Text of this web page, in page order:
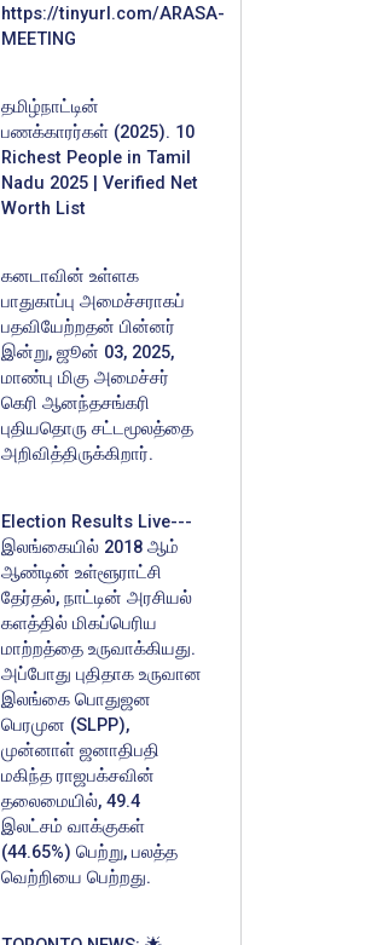
https://tinyurl.com/ARASA-
MEETING
தமிழ்நாட்டின்
பணக்காரர்கள் (2025). 10
Richest People in Tamil
Nadu 2025 | Verified Net
Worth List
கனடாவின் உள்ளக
பாதுகாப்பு அமைச்சராகப்
பதவியேற்றதன் பின்னர்
இன்று, ஜூன் 03, 2025,
மாண்பு மிகு அமைச்சர்
கெரி ஆனந்தசங்கரி
புதியதொரு சட்டமூலத்தை
அறிவித்திருக்கிறார்.
Election Results Live---
இலங்கையில் 2018 ஆம்
ஆண்டின் உள்ளூராட்சி
தேர்தல், நாட்டின் அரசியல்
களத்தில் மிகப்பெரிய
மாற்றத்தை உருவாக்கியது.
அப்போது புதிதாக உருவான
இலங்கை பொதுஜன
பெரமுன (SLPP),
முன்னாள் ஜனாதிபதி
மகிந்த ராஜபக்சவின்
தலைமையில், 49.4
இலட்சம் வாக்குகள்
(44.65%) பெற்று, பலத்த
வெற்றியை பெற்றது.